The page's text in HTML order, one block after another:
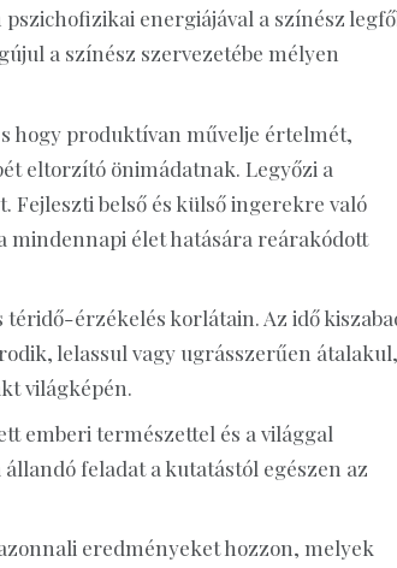
energiájával a színész
a színész szervezetébe mélyen
hogy produktívan művelje értelmét,
eltorzító önimádatnak. Legyőzi a
Fejleszti belső és külső ingerekre való
mindennapi élet hatására reárakódott
érzékelés korlátain. Az idő
lelassul vagy ugrásszerűen átalakul,
világképén.
emberi természettel és a világgal
feladat a kutatástól egészen az
eredményeket hozzon, melyek